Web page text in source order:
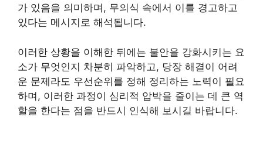
가 있음을 의미하며, 무의식 속에서 이를 경고하고
있다는 메시지로 해석됩니다.
이러한 상황을 이해한 뒤에는 불안을 강화시키는 요
소가 무엇인지 차분히 파악하고, 당장 해결이 어려
운 문제라도 우선순위를 정해 정리하는 노력이 필요
하며, 이러한 과정이 심리적 압박을 줄이는 데 큰 역
할을 한다는 점을 반드시 인식해 보시길 바랍니다.